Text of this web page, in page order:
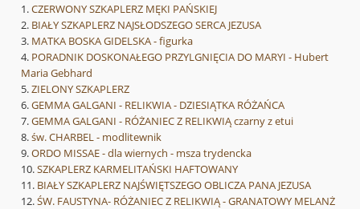
CZERWONY SZKAPLERZ MĘKI PAŃSKIEJ
BIAŁY SZKAPLERZ NAJSŁODSZEGO SERCA JEZUSA
MATKA BOSKA GIDELSKA - figurka
PORADNIK DOSKONAŁEGO PRZYLGNIĘCIA DO MARYI - Hubert
Maria Gebhard
ZIELONY SZKAPLERZ
GEMMA GALGANI - RELIKWIA - DZIESIĄTKA RÓŻAŃCA
GEMMA GALGANI - RÓŻANIEC Z RELIKWIĄ czarny z etui
św. CHARBEL - modlitewnik
ORDO MISSAE - dla wiernych - msza trydencka
SZKAPLERZ KARMELITAŃSKI HAFTOWANY
BIAŁY SZKAPLERZ NAJŚWIĘTSZEGO OBLICZA PANA JEZUSA
ŚW. FAUSTYNA- RÓŻANIEC Z RELIKWIĄ - GRANATOWY MELANŻ